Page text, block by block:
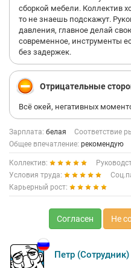
сборкой мебели. Коллектив
то не знаешь подскажут.
давления, главное делай
современное, инструменты
без задержек.
Отрицательные
Всё окей, негативных
Зарплата: белая Соответствие
Общее впечатление: рекомендую
Коллектив:
Условия труда:
Карьерный рост:
Согласен Не
Петр (Сотрудник)